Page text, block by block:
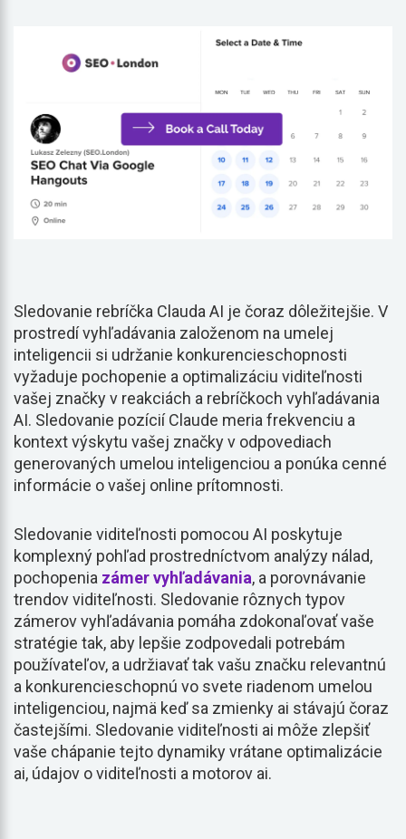
Sledovanie rebríčka Clauda AI je čoraz dôležitejšie. V
prostredí vyhľadávania založenom na umelej
inteligencii si udržanie konkurencieschopnosti
vyžaduje pochopenie a optimalizáciu viditeľnosti
vašej značky v reakciách a rebríčkoch vyhľadávania
AI. Sledovanie pozícií Claude meria frekvenciu a
kontext výskytu vašej značky v odpovediach
generovaných umelou inteligenciou a ponúka cenné
informácie o vašej online prítomnosti.
Sledovanie viditeľnosti pomocou AI poskytuje
komplexný pohľad prostredníctvom analýzy nálad,
pochopenia zámer vyhľadávania, a porovnávanie
trendov viditeľnosti. Sledovanie rôznych typov
zámerov vyhľadávania pomáha zdokonaľovať vaše
stratégie tak, aby lepšie zodpovedali potrebám
používateľov, a udržiavať tak vašu značku relevantnú
a konkurencieschopnú vo svete riadenom umelou
inteligenciou, najmä keď sa zmienky ai stávajú čoraz
častejšími. Sledovanie viditeľnosti ai môže zlepšiť
vaše chápanie tejto dynamiky vrátane optimalizácie
ai, údajov o viditeľnosti a motorov ai.